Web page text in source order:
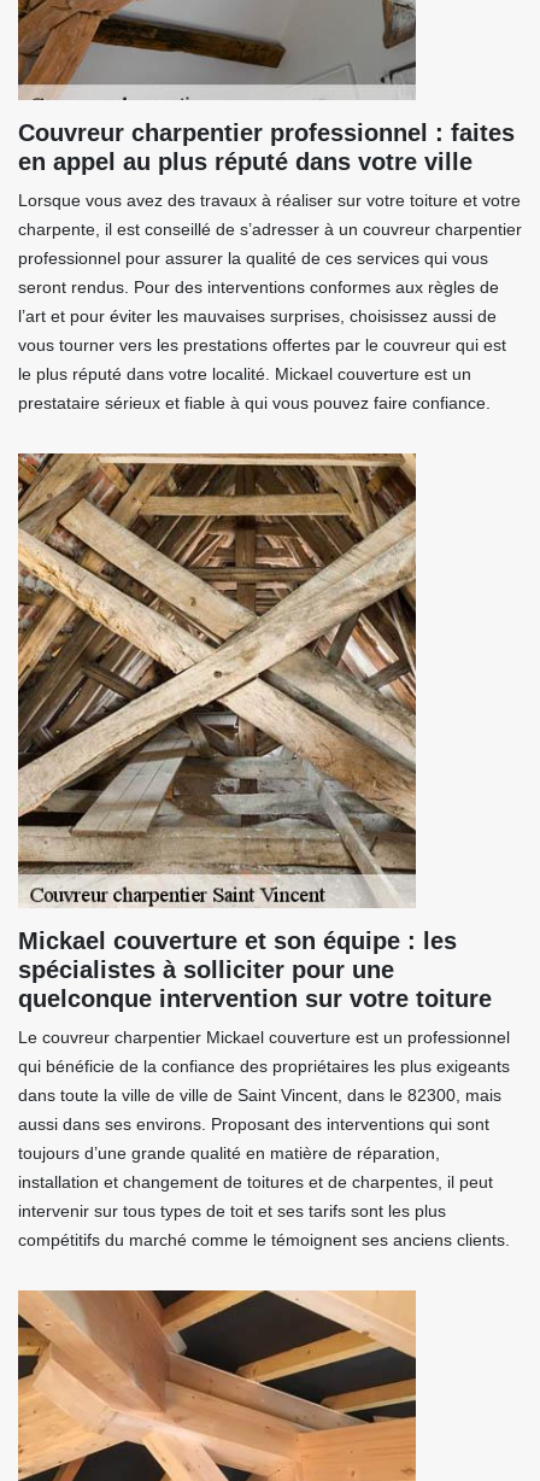
Couvreur charpentier professionnel : faites
en appel au plus réputé dans votre ville
Lorsque vous avez des travaux à réaliser sur votre toiture et votre
charpente, il est conseillé de s’adresser à un couvreur charpentier
professionnel pour assurer la qualité de ces services qui vous
seront rendus. Pour des interventions conformes aux règles de
l’art et pour éviter les mauvaises surprises, choisissez aussi de
vous tourner vers les prestations offertes par le couvreur qui est
le plus réputé dans votre localité. Mickael couverture est un
prestataire sérieux et fiable à qui vous pouvez faire confiance.
Mickael couverture et son équipe : les
spécialistes à solliciter pour une
quelconque intervention sur votre toiture
Le couvreur charpentier Mickael couverture est un professionnel
qui bénéficie de la confiance des propriétaires les plus exigeants
dans toute la ville de ville de Saint Vincent, dans le 82300, mais
aussi dans ses environs. Proposant des interventions qui sont
toujours d’une grande qualité en matière de réparation,
installation et changement de toitures et de charpentes, il peut
intervenir sur tous types de toit et ses tarifs sont les plus
compétitifs du marché comme le témoignent ses anciens clients.